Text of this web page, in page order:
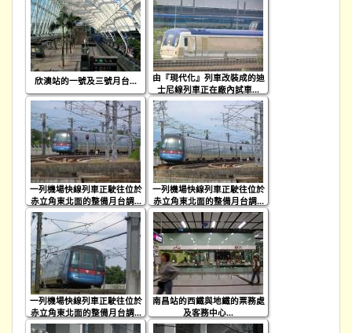
欣澳站的一號及三號月台...
由『現代化』列車改裝成的迪
士尼線列車正在廠內試車...
一列機場快線列車正駛往位於
赤立角東北面的整備月台調...
一列機場快線列車正駛往位於
赤立角東北面的整備月台調...
一列機場快線列車正駛往位於
赤立角東北面的整備月台調...
南昌站的西鐵與地鐵的票務處
及客務中心...